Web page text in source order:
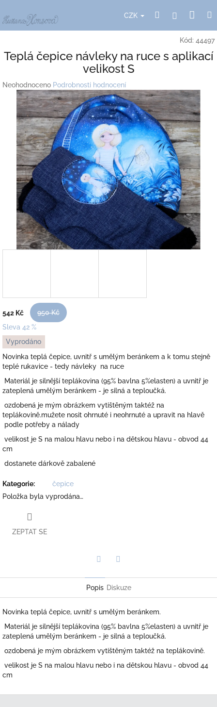
na
obsah
CZK HledatPřihlášení
Kód: 44497
Teplá čepice návleky na ruce s aplikací
velikost S
Průměrné
hodnocení
produktu
hvězdiček.
Neohodnoceno Podrobnosti hodnocení
542 Kč
950 Kč
Sleva 42 %
Měrná
cena:
Vyprodáno
Novinka teplá čepice, uvnitř s umělým beránkem a k tomu stejně
teplé rukavice - tedy návleky na ruce
Materiál je silnější teplákovina (95% bavlna 5%elasten) a uvnitř je
zateplená umělým beránkem - je silná a teploučká.
ozdobená je mým obrázkem vytištěným taktéž na
teplákovině.mužete nosit ohrnuté i neohrnuté a upravit na hlavě
podle potřeby a nálady
velikost je S na malou hlavu nebo i na dětskou hlavu - obvod 44
cm
dostanete dárkově zabalené
Kategorie:
čepice
Položka byla vyprodána…
ZEPTAT SE
Popis Diskuze
Novinka teplá čepice, uvnitř s umělým beránkem.
Materiál je silnější teplákovina (95% bavlna 5%elasten) a uvnitř je
zateplená umělým beránkem - je silná a teploučká.
ozdobená je mým obrázkem vytištěným taktéž na teplákovině.
velikost je S na malou hlavu nebo i na dětskou hlavu - obvod 44
cm